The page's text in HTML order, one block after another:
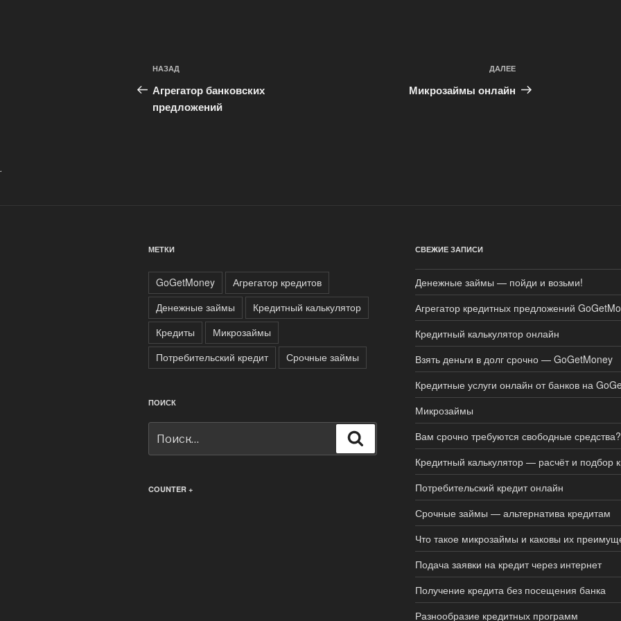
Навигация
по
записям
Предыдущая
запись:
НАЗАД
Агрегатор банковских
предложений
запись
ДАЛЕЕ
Микрозаймы онлайн
.
МЕТКИ
GoGetMoney
Агрегатор кредитов
Денежные займы
Кредитный калькулятор
Кредиты
Микрозаймы
Потребительский кредит
Срочные займы
ПОИСК
COUNTER +
СВЕЖИЕ ЗАПИСИ
Денежные займы — пойди и возьми!
Агрегатор кредитных предложений
Кредитный калькулятор онлайн
Взять деньги в долг срочно — GoGetMoney
Кредитные услуги онлайн от банков на
Микрозаймы
Вам срочно требуются свободные средства?
Кредитный калькулятор — расчёт и подбор
Потребительский кредит онлайн
Срочные займы — альтернатива кредитам
Что такое микрозаймы и каковы их
Подача заявки на кредит через интернет
Получение кредита без посещения банка
Разнообразие кредитных программ